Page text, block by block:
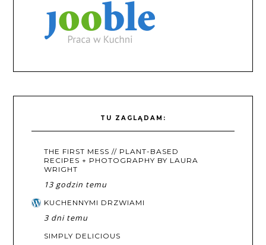
TU ZAGLĄDAM:
THE FIRST MESS // PLANT-BASED
RECIPES + PHOTOGRAPHY BY LAURA
WRIGHT
13 godzin temu
KUCHENNYMI DRZWIAMI
3 dni temu
SIMPLY DELICIOUS